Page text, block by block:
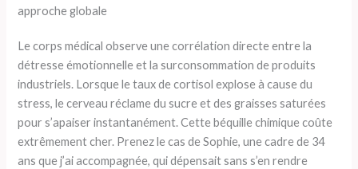
approche globale
Le corps médical observe une corrélation directe entre la
détresse émotionnelle et la surconsommation de produits
industriels. Lorsque le taux de cortisol explose à cause du
stress, le cerveau réclame du sucre et des graisses saturées
pour s’apaiser instantanément. Cette béquille chimique coûte
extrêmement cher. Prenez le cas de Sophie, une cadre de 34
ans que j’ai accompagnée, qui dépensait sans s’en rendre